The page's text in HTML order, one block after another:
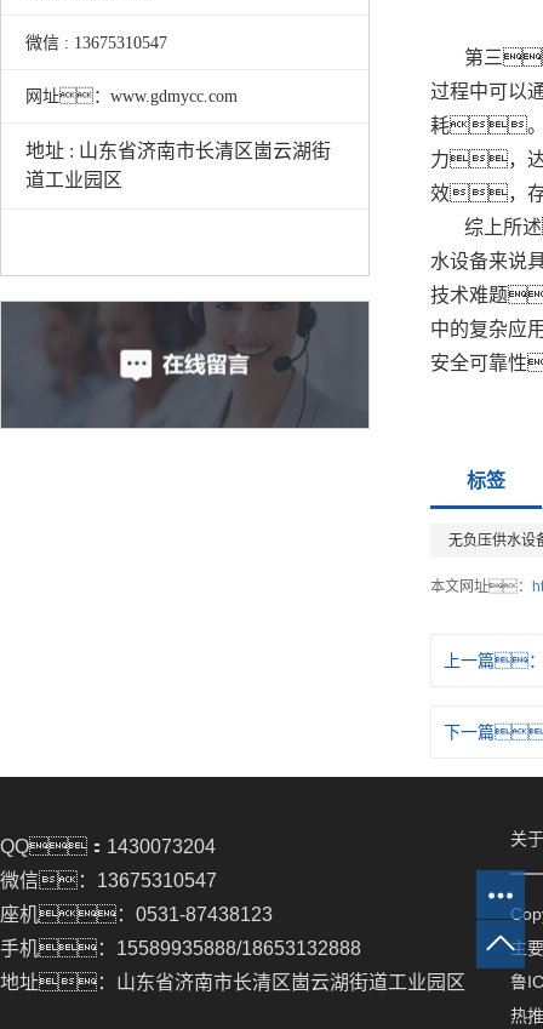
微信 : 13675310547
网址：www.gdmycc.com
地址 : 山东省济南市长清区崮云湖街
道工业园区
第三
过程中可以
耗。
力，达
效，存
综上所
水设备来说
技术难题
中的复杂应
安全可靠
标签
无负压供水设
本文网址：
上一篇
下一篇
QQ：1430073204
微信：13675310547
座机：0531-87438123
手机：15589935888/18653132888
地址：山东省济南市长清区崮云湖街道工业园区
关
主
鲁
热